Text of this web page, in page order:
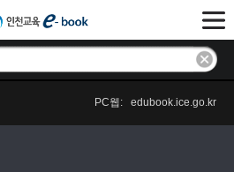
PC웹: edubook.ice.go.kr